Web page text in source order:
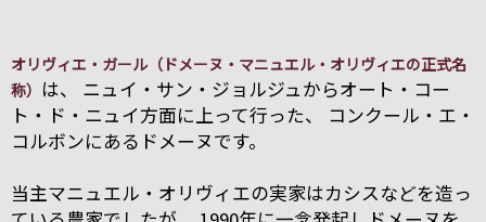
オリヴィエ・ガール（ドメーヌ・マニュエル・オリヴィエの正式名
称） は、 ニュイ・サン・ジョルジュからオート・コー
ト・ド・ニュイ方面に上って行った、 コンクール・エ・
コルボンにあるドメーヌです。
当主マニュエル・オリヴィエの実家はカシスなどを造っ